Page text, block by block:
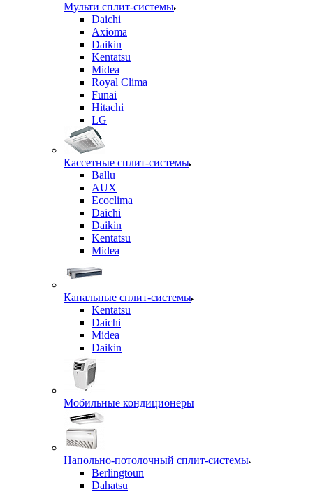
Мульти сплит-системы
Daichi
Axioma
Daikin
Kentatsu
Midea
Royal Clima
Funai
Hitachi
LG
Кассетные сплит-системы
Ballu
AUX
Ecoclima
Daichi
Daikin
Kentatsu
Midea
Канальные сплит-системы
Kentatsu
Daichi
Midea
Daikin
Мобильные кондиционеры
Напольно-потолочный сплит-системы
Berlingtoun
Dahatsu